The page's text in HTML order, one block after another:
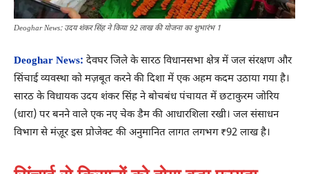
Deoghar News: उदय शंकर सिंह ने किया 92 लाख की योजना का शुभारंभ 1
Deoghar News: देवघर जिले के सारठ विधानसभा क्षेत्र में जल संरक्षण और
सिंचाई व्यवस्था को मज़बूत करने की दिशा में एक अहम कदम उठाया गया है।
सारठ के विधायक उदय शंकर सिंह ने बोचबंध पंचायत में छटाकुरम जोरिय
(धारा) पर बनने वाले एक नए चेक डैम की आधारशिला रखी। जल संसाधन
विभाग से मंज़ूर इस प्रोजेक्ट की अनुमानित लागत लगभग ₹92 लाख है।